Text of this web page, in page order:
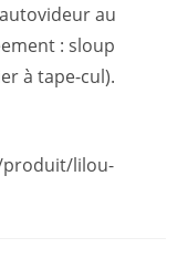
au
: sloup
à tape-cul).
produit/lilou-